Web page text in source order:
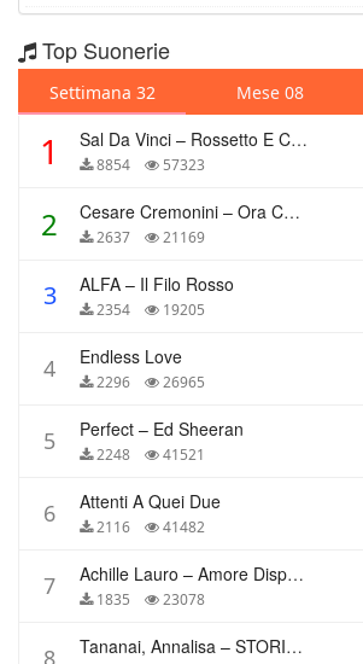
Top Suonerie
Settimana 32 Mese 08
1 Sal Da Vinci – Rossetto E Caffè
8854 57323
2 Cesare Cremonini – Ora Che Non Ho Più Te
2637 21169
3 ALFA – Il Filo Rosso
2354 19205
4 Endless Love
2296 26965
5 Perfect – Ed Sheeran
2248 41521
6 Attenti A Quei Due
2116 41482
7 Achille Lauro – Amore Disperato
1835 23078
8 Tananai, Annalisa – STORIE BREVI